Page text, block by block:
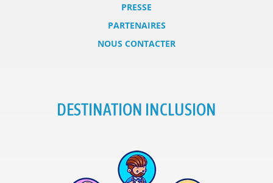
PRESSE
PARTENAIRES
NOUS CONTACTER
DESTINATION INCLUSION